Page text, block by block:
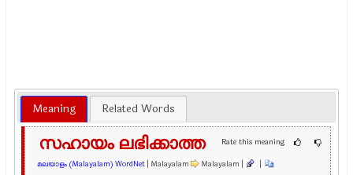
Meaning Related Words
Rate this meaning
സഹായം ലഭിക്കാത്ത
മലയാളം (Malayalam) WordNet | Malayalam Malayalam | |